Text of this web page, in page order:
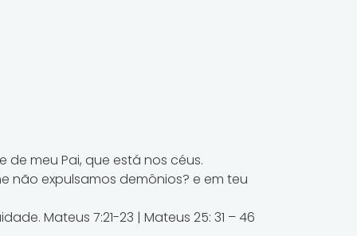
de meu Pai, que está nos céus.
não expulsamos demônios? e em teu
Mateus 7:21-23 | Mateus 25: 31 – 46